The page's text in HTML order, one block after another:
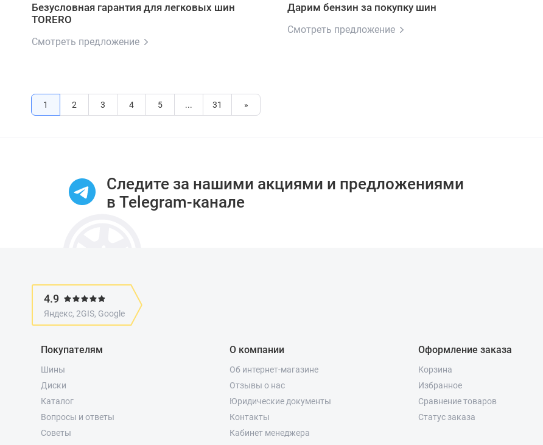
Безусловная гарантия для легковых шин
TORERO
Смотреть предложение
Дарим бензин за покупку шин
Смотреть предложение
1 2 3 4 5 ... 31 »
Следите за нашими акциями и предложениями
в Telegram-канале
4.9
Яндекс, 2GIS, Google
Покупателям
Шины
Диски
Каталог
Вопросы и ответы
Советы
О компании
Об интернет-магазине
Отзывы о нас
Юридические документы
Контакты
Кабинет менеджера
Оформление заказа
Корзина
Избранное
Сравнение товаров
Статус заказа